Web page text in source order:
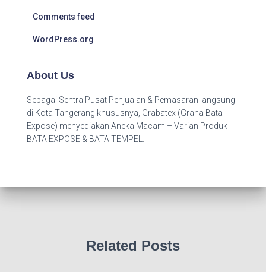
Comments feed
WordPress.org
About Us
Sebagai Sentra Pusat Penjualan & Pemasaran langsung
di Kota Tangerang khususnya, Grabatex (Graha Bata
Expose) menyediakan Aneka Macam – Varian Produk
BATA EXPOSE & BATA TEMPEL.
Related Posts